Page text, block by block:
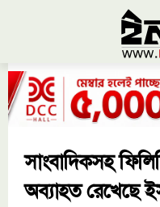
সাংবাদিকসহ
অব্যাহত রেখেছে